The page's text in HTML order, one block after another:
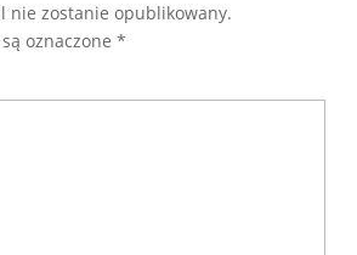
nie zostanie opublikowany.
oznaczone *